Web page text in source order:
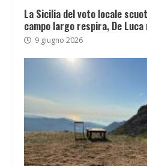
La Sicilia del voto locale
campo largo respira, De
9 giugno 2026